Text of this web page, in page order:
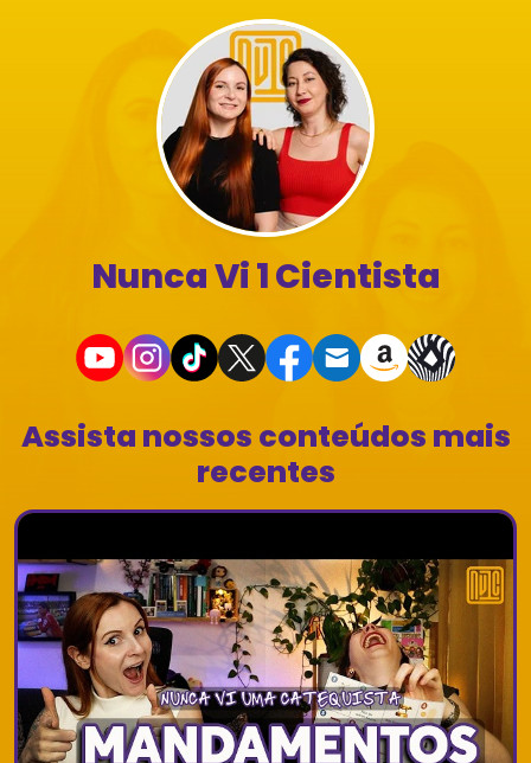
Nunca Vi 1 Cientista
Assista nossos conteúdos mais
recentes